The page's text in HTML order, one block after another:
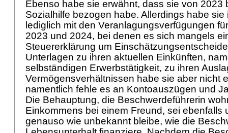
Ebenso habe sie erwähnt, dass sie von 2023
Sozialhilfe bezogen habe. Allerdings habe sie
lediglich mit den Veranlagungsverfügungen
2023 und 2024, bei denen es sich mangels
Steuererklärung um
Unterlagen zu ihren aktuellen Einkünften,
selbständigen Erwerbstätigkeit, zu ihren
Vermögensverhältnissen habe sie aber nicht
namentlich fehle es an Kontoauszügen und
Die Behauptung, die Beschwerdeführerin
Einkommens bei einem Freund, sei ebenfalls
genauso wie unbekannt bleibe, wie die